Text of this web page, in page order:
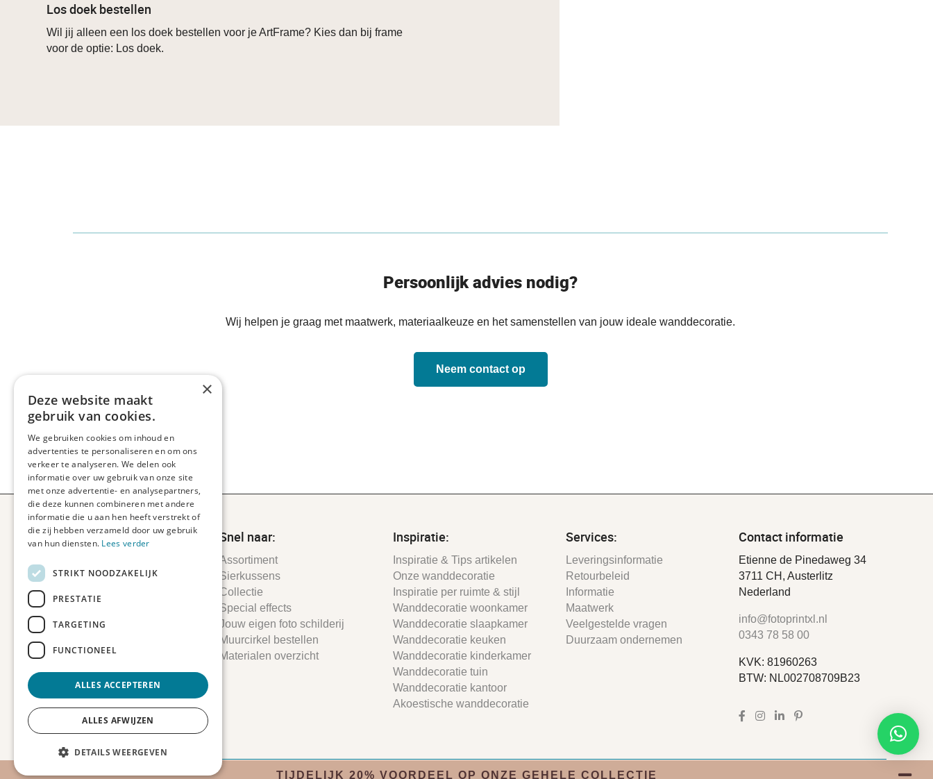
Los doek bestellen
Wil jij alleen een los doek bestellen voor je ArtFrame? Kies dan bij frame
voor de optie: Los doek.
Persoonlijk advies nodig?
Wij helpen je graag met maatwerk, materiaalkeuze en het samenstellen van jouw ideale wanddecoratie.
Neem contact op
Snel naar:
Assortiment
Sierkussens
Collectie
Special effects
Jouw eigen foto schilderij
Muurcirkel bestellen
Materialen overzicht
Inspiratie:
Inspiratie & Tips artikelen
Onze wanddecoratie
Inspiratie per ruimte & stijl
Wanddecoratie woonkamer
Wanddecoratie slaapkamer
Wanddecoratie keuken
Wanddecoratie kinderkamer
Wanddecoratie tuin
Wanddecoratie kantoor
Akoestische wanddecoratie
Services:
Leveringsinformatie
Retourbeleid
Informatie
Maatwerk
Veelgestelde vragen
Duurzaam ondernemen
Contact informatie
Etienne de Pinedaweg 34
3711 CH, Austerlitz
Nederland
info@fotoprintxl.nl
0343 78 58 00
KVK: 81960263
BTW: NL002708709B23
© 2026 FotoprintXL.nl-Privacyverklaring Cookiebeleid -Disclaimer - Gemaakt door: SyncSilo Ecommerce
TIJDELIJK 20% VOORDEEL OP ONZE GEHELE COLLECTIE
×
Deze website maakt
gebruik van cookies.
We gebruiken cookies om inhoud en
advertenties te personaliseren en om ons
verkeer te analyseren. We delen ook
informatie over uw gebruik van onze site
met onze advertentie- en analysepartners,
die deze kunnen combineren met andere
informatie die u aan hen heeft verstrekt of
die zij hebben verzameld door uw gebruik
van hun diensten. Lees verder
STRIKT NOODZAKELIJK
PRESTATIE
TARGETING
FUNCTIONEEL
ALLES ACCEPTEREN
ALLES AFWIJZEN
DETAILS WEERGEVEN